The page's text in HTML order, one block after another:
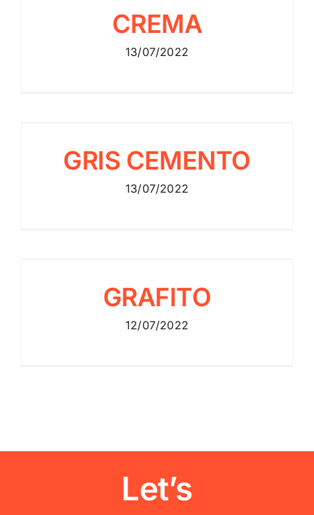
Cemento
CREMA
13/07/2022
Cemento
GRIS CEMENTO
13/07/2022
Cemento
GRAFITO
12/07/2022
Let’s